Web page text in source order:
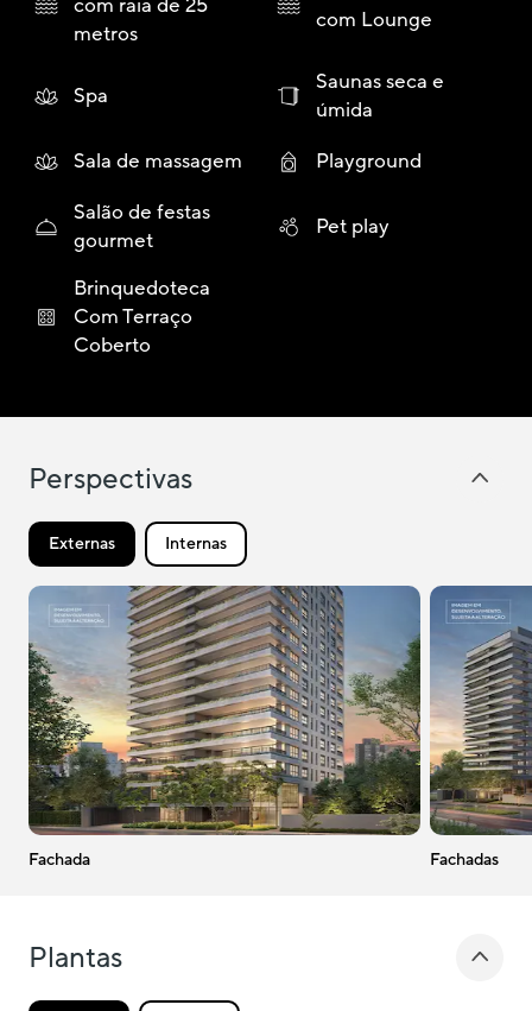
com raia de 25
metros
com Lounge
Spa
Saunas seca e
úmida
Sala de massagem
Playground
Salão de festas
gourmet
Pet play
Brinquedoteca
Com Terraço
Coberto
Perspectivas
Externas Internas
Fachadas
Plantas